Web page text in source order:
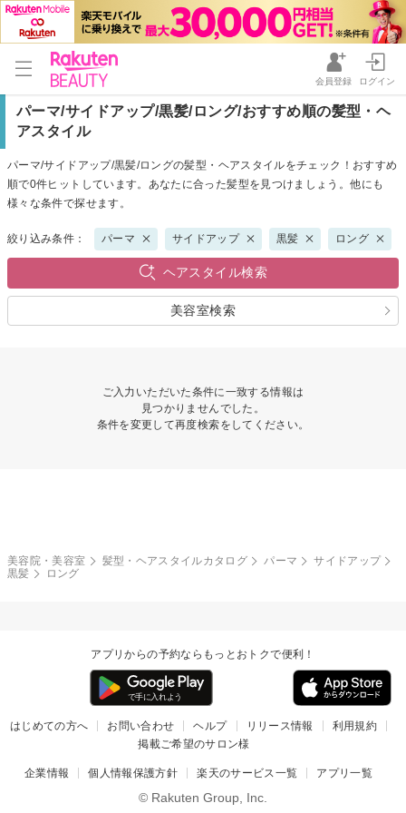
会員登録 ログイン
パーマ/サイドアップ/黒髪/ロング/おすすめ順の髪型・ヘ
アスタイル
パーマ/サイドアップ/黒髪/ロングの髪型・ヘアスタイルをチェック！おすすめ
順で0件ヒットしています。あなたに合った髪型を見つけましょう。他にも
様々な条件で探せます。
絞り込み条件： パーマ サイドアップ 黒髪 ロング
ヘアスタイル検索
美容室検索
ご入力いただいた条件に一致する情報は
見つかりませんでした。
条件を変更して再度検索をしてください。
美容院・美容室 髪型・ヘアスタイルカタログ パーマ
サイドアップ
黒髪
ロング
アプリからの予約ならもっとおトクで便利！
はじめての方へ お問い合わせ ヘルプ リリース情報
利用規約
掲載ご希望のサロン様
企業情報 個人情報保護方針 楽天のサービス一覧 アプリ一覧
© Rakuten Group, Inc.